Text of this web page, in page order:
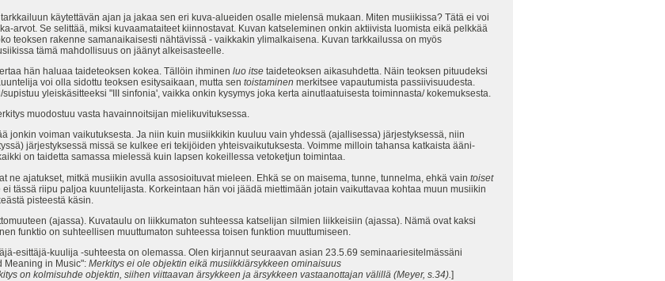
tarkkailuun käytettävän ajan ja jakaa sen eri kuva-alueiden osalle mielensä mukaan. Miten musiikissa? Tätä ei voi
arvot. Se selittää, miksi kuvaamataiteet kiinnostavat. Kuvan katseleminen onkin aktiivista luomista eikä pelkkää
teoksen rakenne samanaikaisesti nähtävissä - vaikkakin ylimalkaisena. Kuvan tarkkailussa on myös
tämä mahdollisuus on jäänyt alkeisasteelle.
hän haluaa taideteoksen kokea. Tällöin ihminen luo itse taideteoksen aikasuhdetta. Näin teoksen pituudeksi
voi olla sidottu teoksen esitysaikaan, mutta sen toistaminen merkitsee vapautumista passiivisuudesta.
supistuu yleiskäsitteeksi "III sinfonia', vaikka onkin kysymys joka kerta ainutlaatuisesta toiminnasta/ kokemuksesta.
muodostuu vasta havainnoitsijan mielikuvituksessa.
jonkin voiman vaikutuksesta. Ja niin kuin musiikkikin kuuluu vain yhdessä (ajallisessa) järjestyksessä, niin
järjestyksessä missä se kulkee eri tekijöiden yhteisvaikutuksesta. Voimme milloin tahansa katkaista ääni-
on taidetta samassa mielessä kuin lapsen kokeillessa vetoketjun toimintaa.
ne ajatukset, mitkä musiikin avulla assosioituvat mieleen. Ehkä se on maisema, tunne, tunnelma, ehkä vain toiset
tässä riipu paljoa kuuntelijasta. Korkeintaan hän voi jäädä miettimään jotain vaikuttavaa kohtaa muun musiikin
pisteestä käsin.
(ajassa). Kuvataulu on liikkumaton suhteessa katselijan silmien liikkeisiin (ajassa). Nämä ovat kaksi
funktio on suhteellisen muuttumaton suhteessa toisen funktion muuttumiseen.
kuulija -suhteesta on olemassa. Olen kirjannut seuraavan asian 23.5.69 seminaariesitelmässäni
Meaning in Music": Merkitys ei ole objektin eikä musiikkiärsykkeen ominaisuus
on kolmisuhde objektin, siihen viittaavan ärsykkeen ja ärsykkeen vastaanottajan välillä (Meyer, s.34).]